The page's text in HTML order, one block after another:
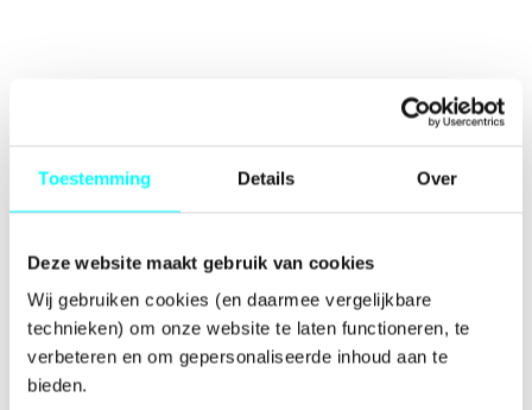
Toestemming Details Over
Deze website maakt gebruik van cookies
Wij gebruiken cookies (en daarmee vergelijkbare
technieken) om onze website te laten functioneren, te
verbeteren en om gepersonaliseerde inhoud aan te
bieden.